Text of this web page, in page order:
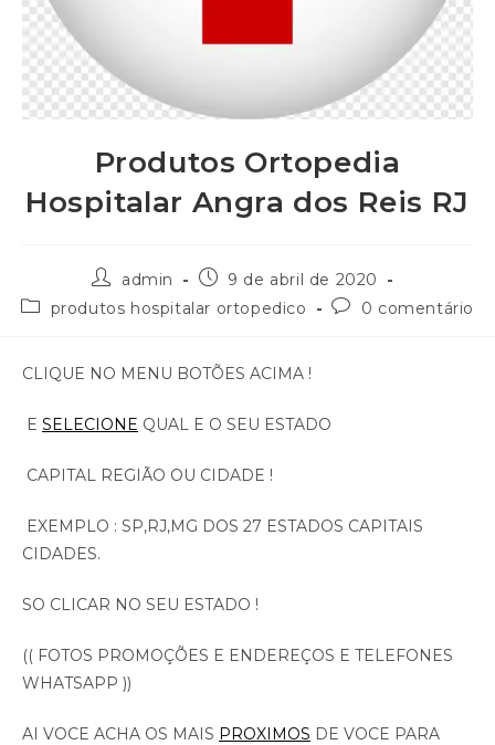
Produtos Ortopedia
Hospitalar Angra dos Reis RJ
admin
9 de abril de 2020
produtos hospitalar ortopedico
0 comentário
CLIQUE NO MENU BOTÕES ACIMA !
E SELECIONE QUAL E O SEU ESTADO
CAPITAL REGIÃO OU CIDADE !
EXEMPLO : SP,RJ,MG DOS 27 ESTADOS CAPITAIS
CIDADES.
SO CLICAR NO SEU ESTADO !
(( FOTOS PROMOÇÕES E ENDEREÇOS E TELEFONES
WHATSAPP ))
AI VOCE ACHA OS MAIS PROXIMOS DE VOCE PARA